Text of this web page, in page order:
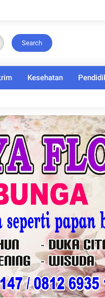
Search
Kesehatan